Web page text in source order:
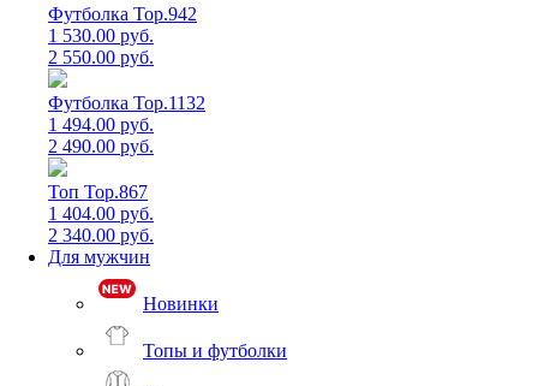
Футболка Top.942
1 530.00 руб.
2 550.00 руб.
Футболка Top.1132
1 494.00 руб.
2 490.00 руб.
Топ Top.867
1 404.00 руб.
2 340.00 руб.
Для мужчин
Новинки
Топы и футболки